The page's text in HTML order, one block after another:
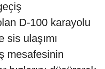
D-100 karayolu
sis ulaşımı
mesafesinin